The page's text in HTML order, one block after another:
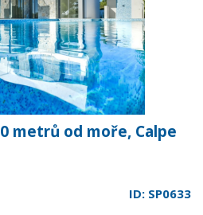
metrů od moře, Calpe
ID: SP0633